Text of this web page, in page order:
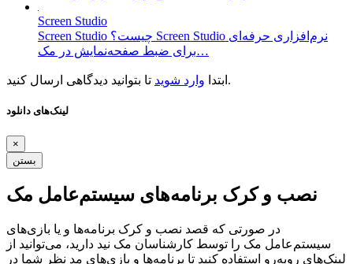
Screen Studio
Screen Studio چیست؟ Screen Studio نرم‌افزاری حرفه‌ای
برای ضبط صفحه‌نمایش در مک…
ابتدا وارد شوید تا بتوانید دیدگاهی ارسال کنید.
لینک‌های دانلود
×
بستن
نصب و کرک برنامه‌های سیستم‌عامل مک
در صورتی که قصد نصب و کرک برنامه‌ها و یا بازی‌های
سیستم‌عامل مک را توسط کارشناسان مک نید دارید، می‌توانید از
لینک‌های رو‌به‌رو استفاده کنید تا برنامه‌ها و بازی‌های مد نظر شما در